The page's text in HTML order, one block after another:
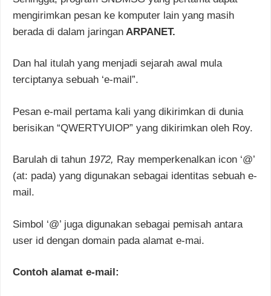
mengirimkan pesan ke komputer lain yang masih
berada di dalam jaringan ARPANET.
Dan hal itulah yang menjadi sejarah awal mula
terciptanya sebuah ‘e-mail”.
Pesan e-mail pertama kali yang dikirimkan di dunia
berisikan “QWERTYUIOP” yang dikirimkan oleh Roy.
Barulah di tahun 1972, Ray memperkenalkan icon ‘@’
(at: pada) yang digunakan sebagai identitas sebuah e-
mail.
Simbol ‘@’ juga digunakan sebagai pemisah antara
user id dengan domain pada alamat e-mai.
Contoh alamat e-mail: